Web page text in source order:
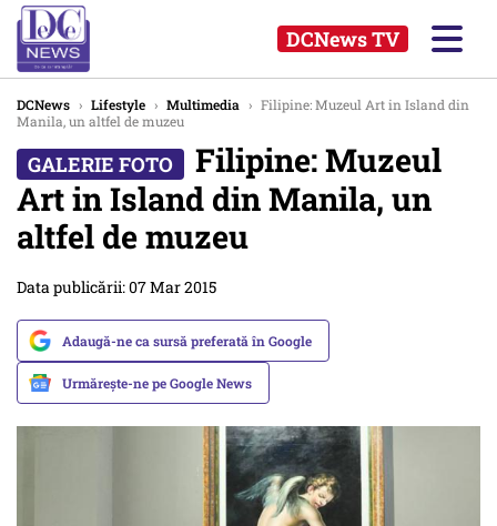
DCNews TV
DCNews › Lifestyle › Multimedia › Filipine: Muzeul Art in Island din
Manila, un altfel de muzeu
Filipine: Muzeul
Art in Island din Manila, un
altfel de muzeu
Data publicării: 07 Mar 2015
Adaugă-ne ca sursă preferată în Google
Urmărește-ne pe Google News